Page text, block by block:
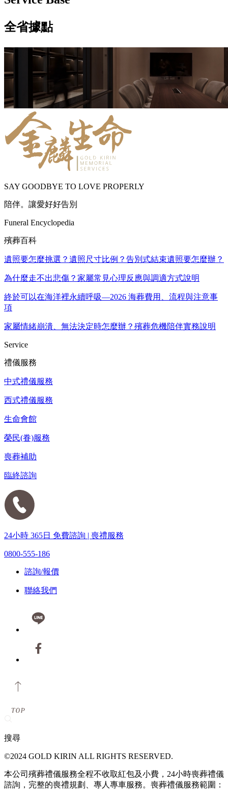
全省據點
SAY GOODBYE TO LOVE PROPERLY
陪伴。讓愛好好告別
Funeral Encyclopedia
殯葬百科
遺照要怎麼挑選？遺照尺寸比例？告別式結束遺照要怎麼辦？
為什麼走不出悲傷？家屬常見心理反應與調適方式說明
終於可以在海洋裡永續呼吸—2026 海葬費用、流程與注意事
項
家屬情緒崩潰、無法決定時怎麼辦？殯葬危機陪伴實務說明
Service
禮儀服務
中式禮儀服務
西式禮儀服務
生命會館
榮民(眷)服務
喪葬補助
臨終諮詢
24小時 365日 免費諮詢 | 喪禮服務
0800-555-186
諮詢/報價
聯絡我們
搜尋
©2024 GOLD KIRIN ALL RIGHTS RESERVED.
本公司殯葬禮儀服務全程不收取紅包及小費，24小時喪葬禮儀
諮詢，完整的喪禮規劃、專人專車服務。喪葬禮儀服務範圍：